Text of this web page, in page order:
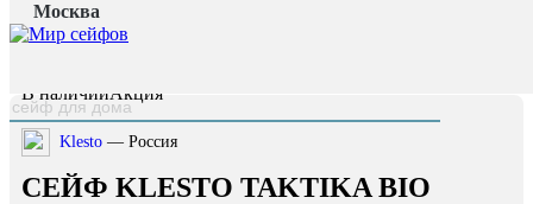
Москва
Главная страница
Каталог /
В наличииАкция
Klesto — Россия
СЕЙФ KLESTO TAKTIKA BIO